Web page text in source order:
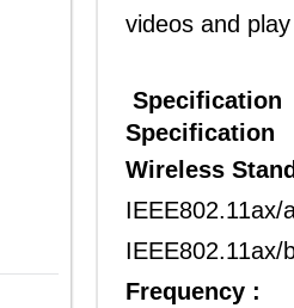
videos and
Specification
Specification
Wireless
IEEE802.11ax/
IEEE802.11ax/
Frequency :